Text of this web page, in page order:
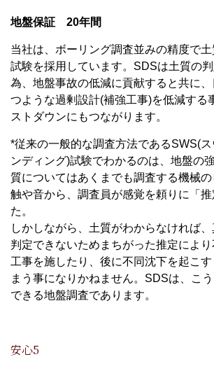
地盤保証 20年間
当社は、ボーリング調査並みの精度で
試験を採用しています。SDSは土質の
為、地盤事故の低減に貢献すると共に
つような過剰設計(補強工事)を低減する
ストダウンにもつながります。
*従来の一般的な調査方法であるSWS(
ンディング)試験でわかるのは、地盤の
質についてはあくまでも調査する機械
触や音から、調査員が感覚を頼りに「
た。
しかしながら、土質がわからなければ
判定できないためまちがった推定によ
工事を施したり、後に不同沈下を起こ
まう事になりかねません。SDSは、こ
できる地盤調査であります。
安心5